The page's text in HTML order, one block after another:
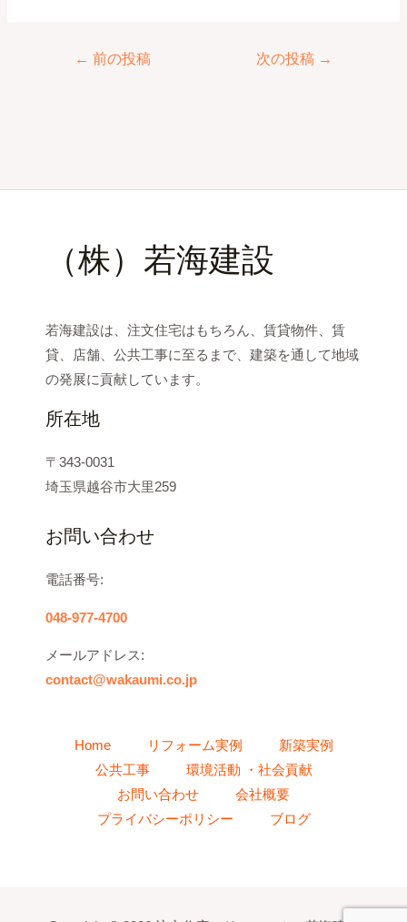
← 前の投稿 次の投稿 →
（株）若海建設
若海建設は、注文住宅はもちろん、賃貸物件、賃
貸、店舗、公共工事に至るまで、建築を通して地域
の発展に貢献しています。
所在地
〒343-0031
埼玉県越谷市大里259
お問い合わせ
電話番号:
048-977-4700
メールアドレス:
contact@wakaumi.co.jp
Home リフォーム実例
新築実例
公共工事
環境活動 ・社会貢献
お問い合わせ
会社概要
プライバシーポリシー
ブログ